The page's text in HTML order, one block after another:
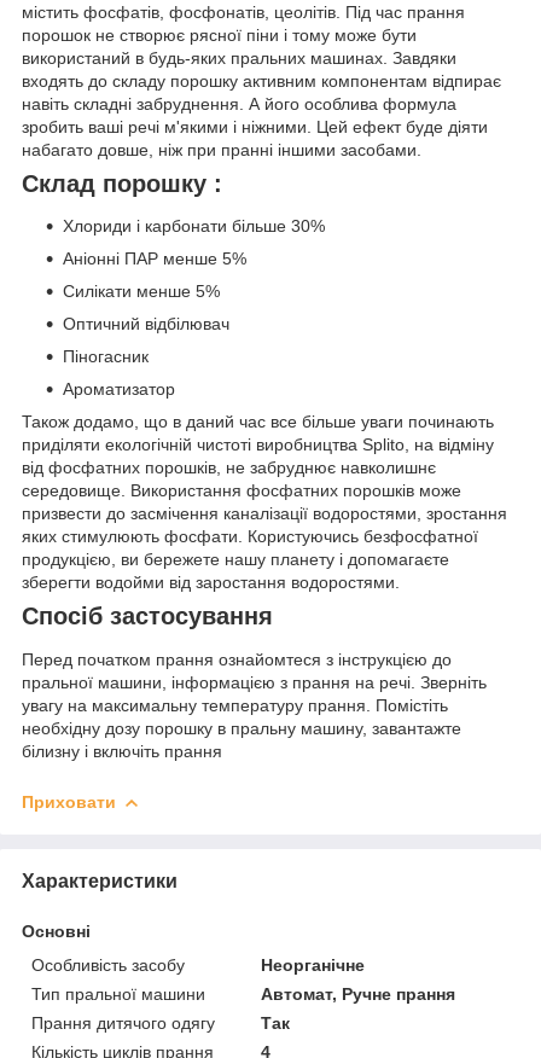
містить фосфатів, фосфонатів, цеолітів. Під час прання
порошок не створює рясної піни і тому може бути
використаний в будь-яких пральних машинах. Завдяки
входять до складу порошку активним компонентам відпирає
навіть складні забруднення. А його особлива формула
зробить ваші речі м'якими і ніжними. Цей ефект буде діяти
набагато довше, ніж при пранні іншими засобами.
Склад порошку :
Хлориди і карбонати більше 30%
Аніонні ПАР менше 5%
Силікати менше 5%
Оптичний відбілювач
Піногасник
Ароматизатор
Також додамо, що в даний час все більше уваги починають
приділяти екологічній чистоті виробництва Splito, на відміну
від фосфатних порошків, не забруднює навколишнє
середовище. Використання фосфатних порошків може
призвести до засмічення каналізації водоростями, зростання
яких стимулюють фосфати. Користуючись безфосфатної
продукцією, ви бережете нашу планету і допомагаєте
зберегти водойми від заростання водоростями.
Спосіб застосування
Перед початком прання ознайомтеся з інструкцією до
пральної машини, інформацією з прання на речі. Зверніть
увагу на максимальну температуру прання. Помістіть
необхідну дозу порошку в пральну машину, завантажте
білизну і включіть прання
Приховати
Характеристики
Основні
Особливість засобу
Неорганічне
Тип пральної машини
Автомат, Ручне прання
Прання дитячого одягу
Так
Кількість циклів прання
4